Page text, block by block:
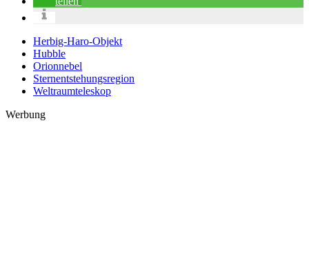
Herbig-Haro-Objekt
Hubble
Orionnebel
Sternentstehungsregion
Weltraumteleskop
Werbung